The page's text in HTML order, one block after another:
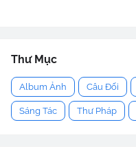
Thư Mục
Album Ảnh Câu Đối
Sáng Tác Thư Pháp